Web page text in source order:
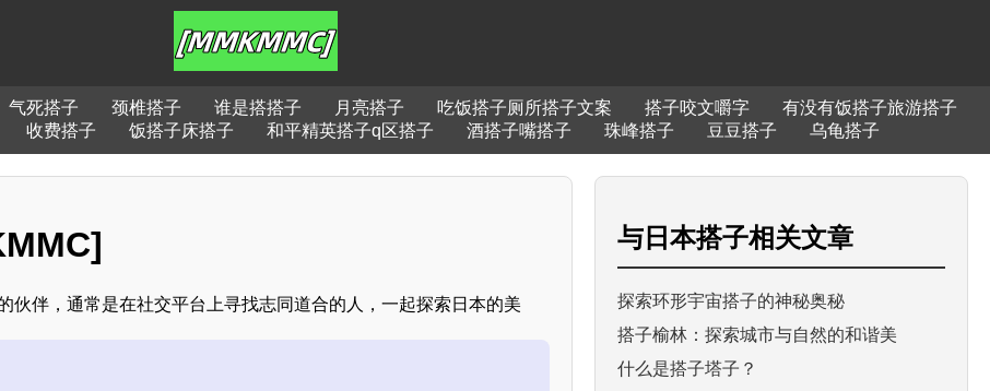
气死搭子 颈椎搭子 谁是搭搭子 月亮搭子 吃饭搭子厕所搭子文案 搭子咬文嚼字
有没有饭搭子旅游搭子
收费搭子 饭搭子床搭子 和平精英搭子q区搭子 酒搭子嘴搭子 珠峰搭子 豆豆搭子 乌龟搭子
伙伴，通常是在社交平台上寻找志同道合的人，一起探索日本的美
与 日本搭子相关文章
探索环形宇宙搭子的神秘奥秘
搭子榆林：探索城市与自然的和谐美
什么是搭子塔子？